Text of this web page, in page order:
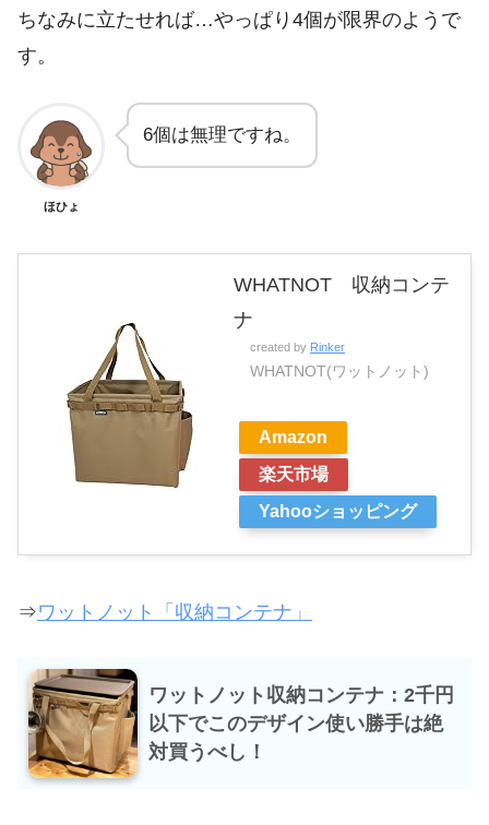
ちなみに立たせれば…やっぱり4個が限界のようで
す。
ほひょ
6個は無理ですね。
WHATNOT 収納コンテ
ナ
created by Rinker
WHATNOT(ワットノット)
Amazon
楽天市場
Yahooショッピング
⇒ワットノット「収納コンテナ」
ワットノット収納コンテナ：2千円
以下でこのデザイン使い勝手は絶
対買うべし！